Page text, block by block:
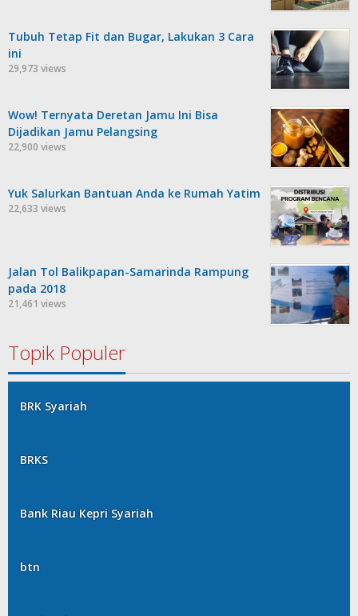
Tubuh Tetap Fit dan Bugar, Lakukan 3 Cara
ini
29,973 views
Wow! Ternyata Deretan Jamu Ini Bisa
Dijadikan Jamu Pelangsing
22,900 views
Yuk Salurkan Bantuan Anda ke Rumah Yatim
22,633 views
Jalan Tol Balikpapan-Samarinda Rampung
pada 2018
21,461 views
Topik Populer
BRK Syariah
BRKS
Bank Riau Kepri Syariah
btn